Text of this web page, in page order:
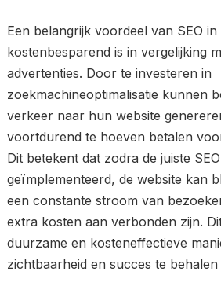
Een belangrijk voordeel van SEO
kostenbesparend is in vergelijking
advertenties. Door te investeren in
zoekmachineoptimalisatie kunnen
verkeer naar hun website
voortdurend te hoeven betalen
Dit betekent dat zodra de juiste
geïmplementeerd, de website kan
een constante stroom van
extra kosten aan verbonden zijn.
duurzame en kosteneffectieve
zichtbaarheid en succes te behalen